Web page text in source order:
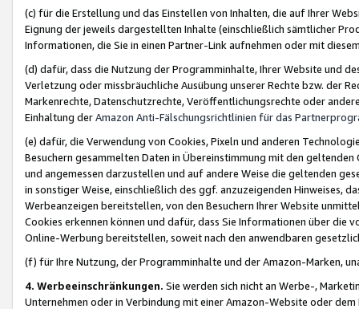
(c) für die Erstellung und das Einstellen von Inhalten, die auf Ihrer
Eignung der jeweils dargestellten Inhalte (einschließlich sämtlicher
Informationen, die Sie in einen Partner-Link aufnehmen oder mit
(d) dafür, dass die Nutzung der Programminhalte, Ihrer Website und
Verletzung oder missbräuchliche Ausübung unserer Rechte bzw. der
Markenrechte, Datenschutzrechte, Veröffentlichungsrechte oder
Einhaltung derAmazon Anti-Fälschungsrichtlinien für das
(e) dafür, die Verwendung von Cookies, Pixeln und anderen
Besuchern gesammelten Daten in Übereinstimmung mit den
und angemessen darzustellen und auf andere Weise die geltenden
in sonstiger Weise, einschließlich des ggf. anzuzeigenden Hinweises,
Werbeanzeigen bereitstellen, von den Besuchern Ihrer Website
Cookies erkennen können und dafür, dass Sie Informationen über die
Online-Werbung bereitstellen, soweit nach den anwendbaren
(f) für Ihre Nutzung, der Programminhalte und der Amazon-Marken,
4. Werbeeinschränkungen. Sie werden sich nicht an Werbe-,
Unternehmen oder in Verbindung mit einer Amazon-Website oder